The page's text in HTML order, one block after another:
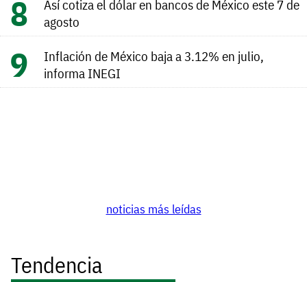
Así cotiza el dólar en bancos de México este 7 de
agosto
Inflación de México baja a 3.12% en julio,
informa INEGI
noticias más leídas
Tendencia